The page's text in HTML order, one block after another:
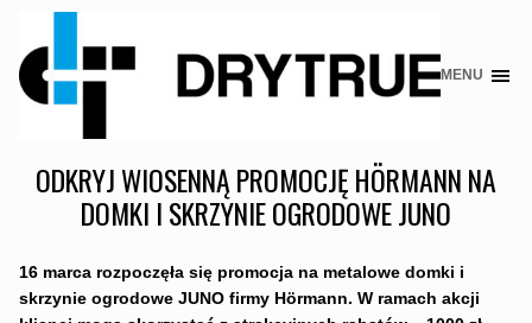
Skip
MENU
ODKRYJ WIOSENNĄ PROMOCJĘ HÖRMANN NA
DOMKI I SKRZYNIE OGRODOWE JUNO
16 marca rozpoczęła się promocja na metalowe domki i
skrzynie ogrodowe JUNO firmy Hörmann. W ramach akcji